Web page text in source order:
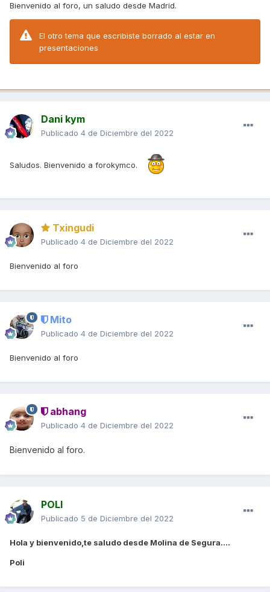
Bienvenido al foro, un saludo desde Madrid.
El otro tema que escribiste borrado al estar en
presentaciones
Dani kym
Publicado 4 de Diciembre del 2022
Saludos. Bienvenido a forokymco.
Txingudi
Publicado 4 de Diciembre del 2022
Bienvenido al foro
Mito
Publicado 4 de Diciembre del 2022
Bienvenido al foro
abhang
Publicado 4 de Diciembre del 2022
Bienvenido al foro.
POLI
Publicado 5 de Diciembre del 2022
Hola y bienvenido,te saludo desde Molina de Segura....
Poli